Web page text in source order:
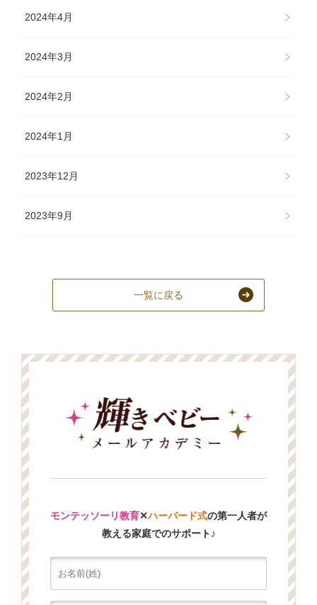
2024年4月
2024年3月
2024年2月
2024年1月
2023年12月
2023年9月
一覧に戻る
モンテッソーリ教育✕ハーバード式の第一人者が
教える家庭でのサポート♪